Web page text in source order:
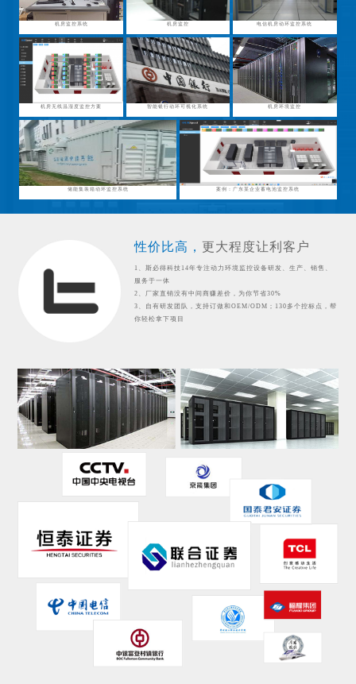
机房监控系统 机房监控 电信机房动环监控系统
机房无线温湿度监控方案 智能银行动环可视化系统 机房环境监控
储能集装箱动环监控系统 案例：广东某企业蓄电池监控系统
性价比高， 更大程度让利客户
1、斯必得科技14年专注动力环境监控设备研发、生产、销售、
服务于一体
2、厂家直销没有中间商赚差价，为你节省30%
3、自有研发团队，支持订做和OEM/ODM；130多个控标点，帮
你轻松拿下项目